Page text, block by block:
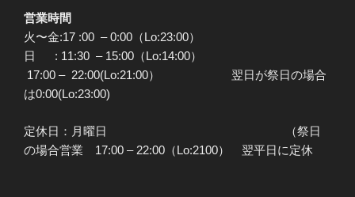
営業時間
火〜金:17 :00 – 0:00（Lo:23:00）
日 : 11:30 – 15:00（Lo:14:00）
17:00 – 22:00(Lo:21:00） 翌日が祭日の場合
は0:00(Lo:23:00)
定休日：月曜日 （祭日
の場合営業 17:00 – 22:00（Lo:2100） 翌平日に定休